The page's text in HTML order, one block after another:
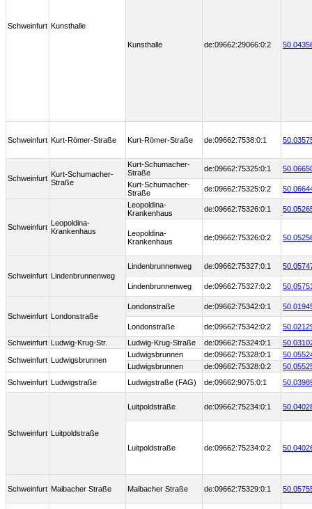
Schweinfurt Kunsthalle
Kunsthalle de:09662:29066:0:2
Schweinfurt Kurt-Römer-Straße Kurt-Römer-Straße de:09662:7538:0:1
Schweinfurt Kurt-Schumacher-
Straße
Kurt-Schumacher-
Straße
de:09662:75325:0:1
Kurt-Schumacher-
Straße
de:09662:75325:0:2
Schweinfurt
Leopoldina-
Krankenhaus
Leopoldina-
Krankenhaus
de:09662:75326:0:1
Leopoldina-
Krankenhaus
de:09662:75326:0:2
Schweinfurt Lindenbrunnenweg
Lindenbrunnenweg de:09662:75327:0:1
Lindenbrunnenweg de:09662:75327:0:2
Schweinfurt Londonstraße
Londonstraße de:09662:75342:0:1
Londonstraße de:09662:75342:0:2
Schweinfurt
Ludwig-Krug-Str. Ludwig-Krug-Straße de:09662:75324:0:1
Schweinfurt Ludwigsbrunnen
Ludwigsbrunnen de:09662:75328:0:1
Ludwigsbrunnen
de:09662:75328:0:2
Schweinfurt
Ludwigstraße Ludwigstraße (FAG) de:09662:9075:0:1
Schweinfurt Luitpoldstraße
Luitpoldstraße de:09662:75234:0:1
Luitpoldstraße de:09662:75234:0:2
Schweinfurt Maibacher Straße Maibacher Straße de:09662:75329:0:1